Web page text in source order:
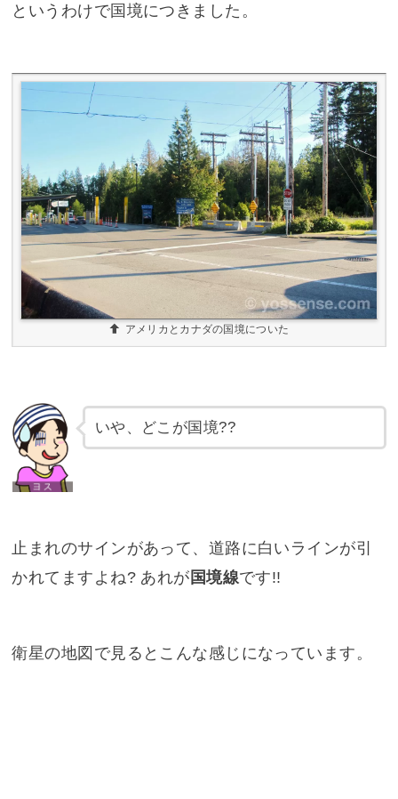
というわけで国境につきました。
アメリカとカナダの国境についた
いや、どこが国境??
止まれのサインがあって、道路に白いラインが引
かれてますよね? あれが 国境線です!!
衛星の地図で見るとこんな感じになっています。